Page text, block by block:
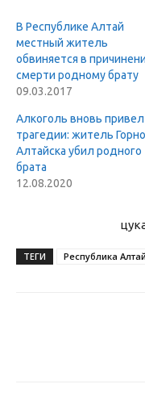
В Республике Алтай
местный житель
обвиняется в
смерти родному брату
09.03.2017
Алкоголь вновь привел
трагедии: житель
Алтайска убил родного
брата
12.08.2020
ТЕГИ Республика Алтай